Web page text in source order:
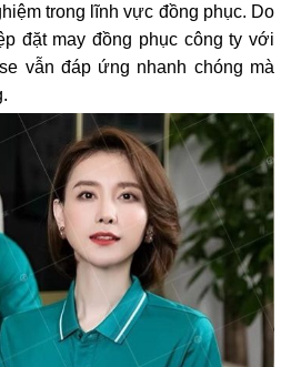
trong lĩnh vực đồng phục. Do
đặt may đồng phục công ty với
vẫn đáp ứng nhanh chóng mà